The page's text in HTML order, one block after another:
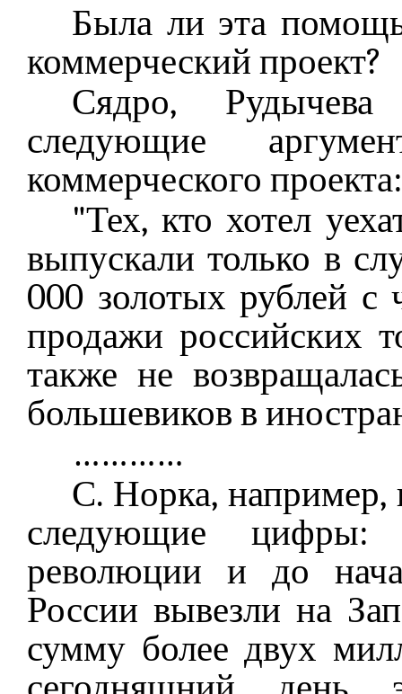
Была ли эта
коммерческий проект?
Сядро,
следующие
коммерческого проекта:
"Тех, кто хотел
выпускали только в
000 золотых рублей с
продажи российских
также не
большевиков в
…………
С. Норка, например,
следующие цифры:
революции и до
России вывезли на
сумму более двух